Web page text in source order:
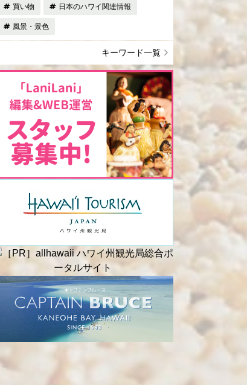
買い物 日本のハワイ関連情報
風景・景色
キーワード一覧